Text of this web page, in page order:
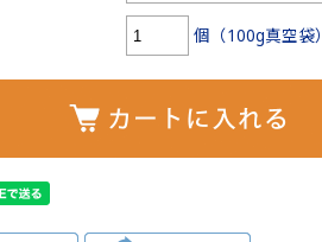
個（100g真空袋）